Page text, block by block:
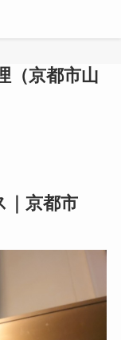
（京都市山
｜京都市